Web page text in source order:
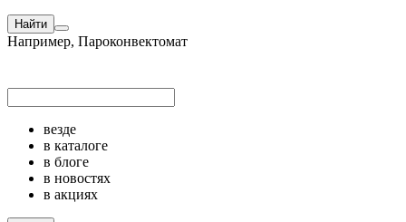
Найти
Например, Пароконвектомат
везде
в каталоге
в блоге
в новостях
в акциях